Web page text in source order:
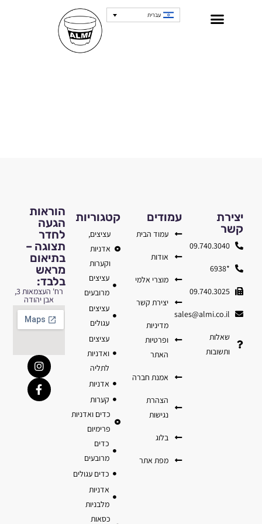
עברית
הוראות
הגעה
לחדר
תצוגה –
בתיאום
מראש
בלבד:
רח' העצמאות 3,
אבן יהודה
קטגוריות
עציצים,
אדניות
וקערות
עציצים
מרובעים
עציצים
עגולים
עציצים
ואדניות
לתליה
אדניות
קערות
כדים ואדניות
פרימיום
כדים
מרובעים
כדים עגולים
אדניות
מלבניות
כסאות
עמודים
עמוד הבית
אודות
מוצרי אלמי
יצירת קשר
מדיניות
ופרטיות
האתר
אמנת חברה
הצהרת
נגישות
בלוג
מפת אתר
יצירת
קשר
09.740.3040
*6938
09.740.3025
sales@almi.co.il
שאלות
ותשובות